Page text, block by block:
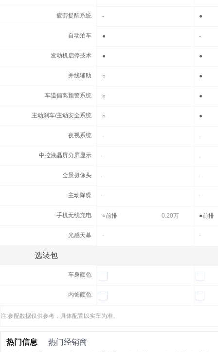
疲劳提醒系统 - ●
自动泊车 ● -
发动机启停技术 ● ●
并线辅助 ○ ●
车道偏离预警系统 ○ ●
主动刹车/主动安全系统 ○ ●
夜视系统 - -
中控液晶屏分屏显示 - -
全景摄像头 - -
主动降噪 - -
手机无线充电 ○前排 0.20万 ●前排
光感天幕 - -
高科技配置
车身颜色
内饰颜色
注:参配数据仅供参考，具体配置以实车为准。
疲劳提醒系统
自动泊车
发动机启停技术
并线辅助
车道偏离预警系统
主动刹车/主动安全系统
夜视系统
中控液晶屏分屏显示
全景摄像头
主动降噪
手机无线充电
光感天幕
选装包
车身颜色
内饰颜色
热门信息 热门经销商